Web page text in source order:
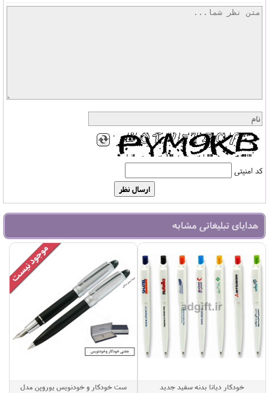
کد امنیتی
هدایای تبلیغاتی مشابه
خودکار دیانا بدنه سفید جدید
ست خودکار و خودنویس یوروپن مدل